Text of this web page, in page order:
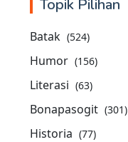
Topik Pilihan
Batak (524)
Humor (156)
Literasi (63)
Bonapasogit (301)
Historia (77)